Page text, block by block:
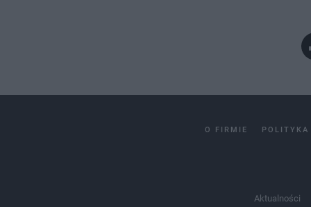
O FIRMIE POLITYKA
Aktualności